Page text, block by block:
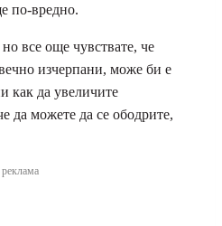
по-вредно.
все още чувствате, че
изчерпани, може би е
как да увеличите
да можете да се ободрите,
реклама